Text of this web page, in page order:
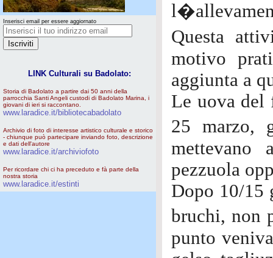
Inserisci email per essere aggiornato
LINK Culturali su Badolato:
Storia di Badolato a partire dai 50 anni della
parrocchia Santi Angeli custodi di Badolato Marina, i
giovani di ieri si raccontano.
www.laradice.it/bibliotecabadolato
Archivio di foto di interesse artistico culturale e storico
- chiunque può partecipare inviando foto, descrizione
e dati dell'autore
www.laradice.it/archiviofoto
Per ricordare chi ci ha preceduto e fà parte della
nostra storia
www.laradice.it/estinti
Questa
motivo
aggiunta a
Le uova del
25 marzo,
pezzuola
Dopo 10/15
bruchi, non
punto